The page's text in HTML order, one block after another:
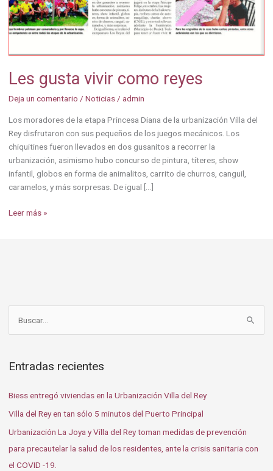
Les gusta vivir como reyes
Deja un comentario / Noticias/ admin
Los moradores de la etapa Princesa Diana de la urbanización Villa del
Rey disfrutaron con sus pequeños de los juegos mecánicos. Los
chiquitines fueron llevados en dos gusanitos a recorrer la
urbanización, asimismo hubo concurso de pintura, títeres, show
infantil, globos en forma de animalitos, carrito de churros, canguil,
caramelos, y más sorpresas. De igual […]
reyes
Leer más »
c
o
r
Entradas recientes
Biess entregó viviendas en la Urbanización Villa del Rey
Villa del Rey en tan sólo 5 minutos del Puerto Principal
Urbanización La Joya y Villa del Rey toman medidas de prevención
para precautelar la salud de los residentes, ante la crisis sanitaria con
el COVID -19.